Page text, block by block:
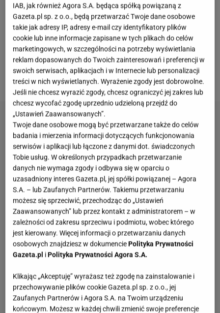
światła" - takim hasłem przewodnim w tym roku
prezydent USA zaprosił obywateli dowspólnego
przeżywania świąt. Sieć obiegły zdjęcia dopiero co
przystrojonego Białego Domu. Nad efektem
końcowym pracowało ponad 300 wolontariuszy. Jak
wam się podoba?
IAB, jak również Agora S.A. będąca spółką powiązaną z
Gazeta.pl sp. z o.o., będą przetwarzać Twoje dane osobowe
takie jak adresy IP, adresy e-mail czy identyfikatory plików
cookie lub inne informacje zapisane w tych plikach do celów
marketingowych, w szczególności na potrzeby wyświetlania
reklam dopasowanych do Twoich zainteresowań i preferencji w
swoich serwisach, aplikacjach i w Internecie lub personalizacji
treści w nich wyświetlanych. Wyrażenie zgody jest dobrowolne.
Jeśli nie chcesz wyrazić zgody, chcesz ograniczyć jej zakres lub
chcesz wycofać zgodę uprzednio udzieloną przejdź do
„Ustawień Zaawansowanych”.
Twoje dane osobowe mogą być przetwarzane także do celów
badania i mierzenia informacji dotyczących funkcjonowania
serwisów i aplikacji lub łączone z danymi dot. świadczonych
Tobie usług. W określonych przypadkach przetwarzanie
danych nie wymaga zgody i odbywa się w oparciu o
uzasadniony interes Gazeta.pl, jej spółki powiązanej – Agora
S.A. – lub Zaufanych Partnerów. Takiemu przetwarzaniu
możesz się sprzeciwić, przechodząc do „Ustawień
Zaawansowanych” lub przez kontakt z administratorem – w
zależności od zakresu sprzeciwu i podmiotu, wobec którego
jest kierowany. Więcej informacji o przetwarzaniu danych
osobowych znajdziesz w dokumenciePolityka Prywatności
Gazeta.pl iPolityka Prywatności Agora S.A.
Klikając „Akceptuję” wyrażasz też zgodę na zainstalowanie i
przechowywanie plików cookie Gazeta.pl sp. z o.o., jej
Zaufanych Partnerów i Agora S.A. na Twoim urządzeniu
końcowym. Możesz w każdej chwili zmienić swoje preferencje